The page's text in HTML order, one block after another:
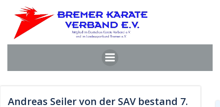
Inhalt
springen
Andreas Seiler von der SAV bestand 7.